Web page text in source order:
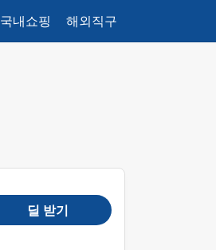
국내쇼핑 해외직구
딜 받기